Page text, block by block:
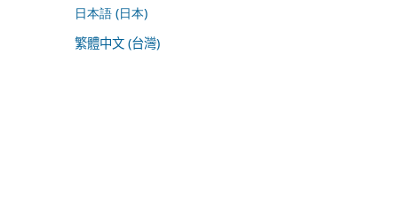
日本語 (日本)
繁體中文 (台灣)